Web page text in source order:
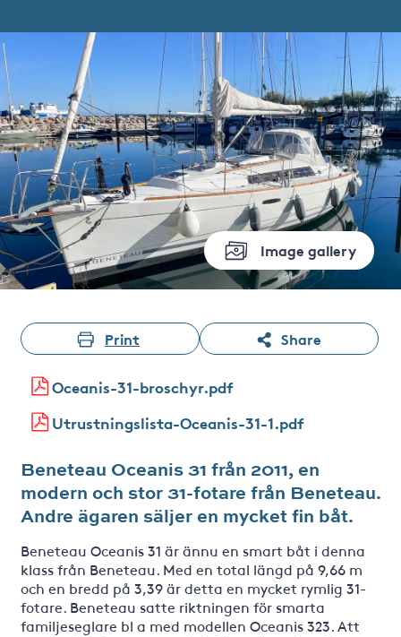
Image gallery
Print Share
Oceanis-31-broschyr.pdf
Utrustningslista-Oceanis-31-1.pdf
Beneteau Oceanis 31 från 2011, en
modern och stor 31-fotare från Beneteau.
Andre ägaren säljer en mycket fin båt.
Beneteau Oceanis 31 är ännu en smart båt i denna
klass från Beneteau. Med en total längd på 9,66 m
och en bredd på 3,39 är detta en mycket rymlig 31-
fotare. Beneteau satte riktningen för smarta
familjeseglare bl a med modellen Oceanis 323. Att